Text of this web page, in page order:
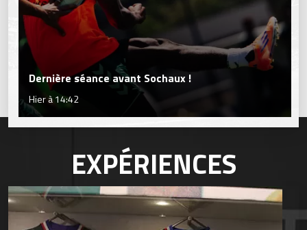
Dernière séance avant Sochaux !
Hier à 14:42
EXPÉRIENCES